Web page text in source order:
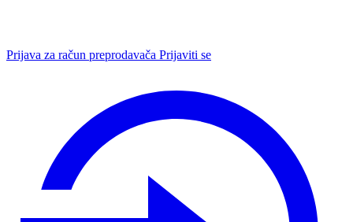
Prijava za račun preprodavača Prijaviti se